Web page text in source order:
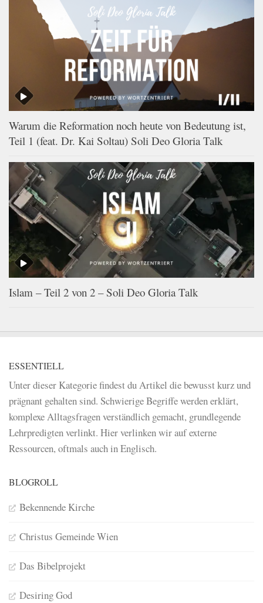
Warum die Reformation noch heute von Bedeutung ist,
Teil 1 (feat. Dr. Kai Soltau) Soli Deo Gloria Talk
Islam – Teil 2 von 2 – Soli Deo Gloria Talk
ESSENTIELL
Unter dieser Kategorie findest du Artikel die bewusst kurz und
prägnant gehalten sind. Schwierige Begriffe werden erklärt,
komplexe Alltagsfragen verständlich gemacht, grundlegende
Lehrpredigten verlinkt. Hier verlinken wir auf externe
Ressourcen, oftmals auch in Englisch.
BLOGROLL
Bekennende Kirche
Christus Gemeinde Wien
Das Bibelprojekt
Desiring God